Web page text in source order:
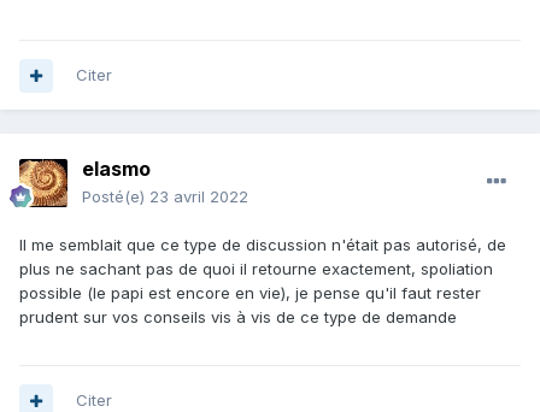
même village j'ai dû fermer mon entreprise pour en créer
tribunal du commerce....
Mais bon, créer une entreprise individuelle juste pour
des tracas et frais pour rien, car à partir du moment que ça
reste occasionnel et que ce n'est pas une activité
commerciale tu n'as de comptes à rendre à personne. C'est
comme vendre ta voiture d'occasion...
Citer
elasmo
Posté(e) 23 avril 2022
Il me semblait que ce type de discussion n'était pas autorisé, de
plus ne sachant pas de quoi il retourne exactement, spoliation
possible (le papi est encore en vie), je pense qu'il faut rester
prudent sur vos conseils vis à vis de ce type de demande
Citer